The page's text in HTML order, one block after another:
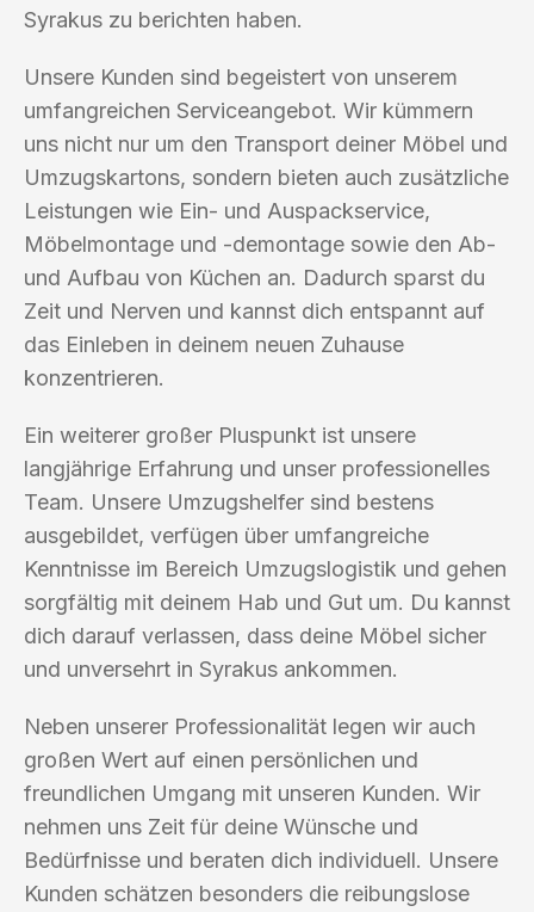
Syrakus zu berichten haben.
Unsere Kunden sind begeistert von unserem
umfangreichen Serviceangebot. Wir kümmern
uns nicht nur um den Transport deiner Möbel und
Umzugskartons, sondern bieten auch zusätzliche
Leistungen wie Ein- und Auspackservice,
Möbelmontage und -demontage sowie den Ab-
und Aufbau von Küchen an. Dadurch sparst du
Zeit und Nerven und kannst dich entspannt auf
das Einleben in deinem neuen Zuhause
konzentrieren.
Ein weiterer großer Pluspunkt ist unsere
langjährige Erfahrung und unser professionelles
Team. Unsere Umzugshelfer sind bestens
ausgebildet, verfügen über umfangreiche
Kenntnisse im Bereich Umzugslogistik und gehen
sorgfältig mit deinem Hab und Gut um. Du kannst
dich darauf verlassen, dass deine Möbel sicher
und unversehrt in Syrakus ankommen.
Neben unserer Professionalität legen wir auch
großen Wert auf einen persönlichen und
freundlichen Umgang mit unseren Kunden. Wir
nehmen uns Zeit für deine Wünsche und
Bedürfnisse und beraten dich individuell. Unsere
Kunden schätzen besonders die reibungslose